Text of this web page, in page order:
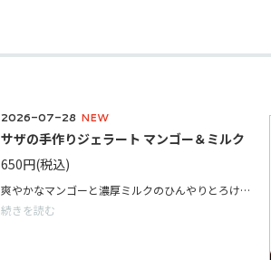
2026-07-28 NEW
サザの手作りジェラート マンゴー＆ミルク
650円(税込)
爽やかなマンゴーと濃厚ミルクのひんやりとろける手作りジェラート。
続きを読む